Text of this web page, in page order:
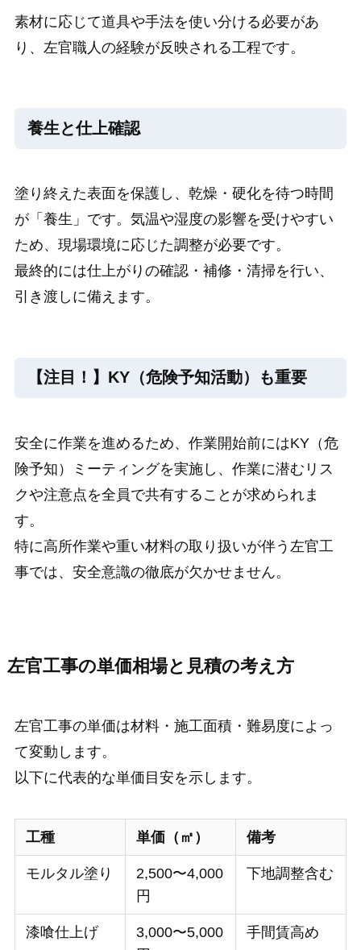
素材に応じて道具や手法を使い分ける必要があ
り、左官職人の経験が反映される工程です。
養生と仕上確認
塗り終えた表面を保護し、乾燥・硬化を待つ時間
が「養生」です。気温や湿度の影響を受けやすい
ため、現場環境に応じた調整が必要です。
最終的には仕上がりの確認・補修・清掃を行い、
引き渡しに備えます。
【注目！】KY（危険予知活動）も重要
安全に作業を進めるため、作業開始前にはKY（危
険予知）ミーティングを実施し、作業に潜むリス
クや注意点を全員で共有することが求められま
す。
特に高所作業や重い材料の取り扱いが伴う左官工
事では、安全意識の徹底が欠かせません。
左官工事の単価相場と見積の考え方
左官工事の単価は材料・施工面積・難易度によっ
て変動します。
以下に代表的な単価目安を示します。
工種 単価（㎡） 備考
モルタル塗り
2,500〜4,000
円
下地調整含む
漆喰仕上げ
3,000〜5,000
手間賃高め